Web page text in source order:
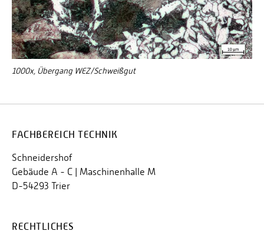
1000x, Übergang WEZ/Schweißgut
FACHBEREICH TECHNIK
Schneidershof
Gebäude A - C | Maschinenhalle M
D-54293 Trier
RECHTLICHES